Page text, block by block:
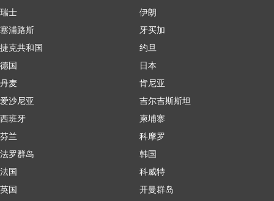
瑞士
塞浦路斯
捷克共和国
德国
丹麦
爱沙尼亚
西班牙
芬兰
法罗群岛
法国
英国
伊朗
牙买加
约旦
日本
肯尼亚
吉尔吉斯斯坦
柬埔寨
科摩罗
韩国
科威特
开曼群岛